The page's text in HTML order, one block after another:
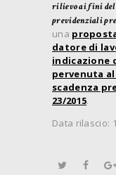
rilievo ai fini
previdenziali
una
datore di
indicazione
pervenuta
scadenza
23/2015.
Data rilascio: